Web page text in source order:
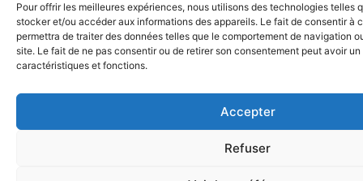
Pour offrir les meilleures expériences, nous utilisons des technologies telles
stocker et/ou accéder aux informations des appareils. Le fait de consentir à
permettra de traiter des données telles que le comportement de navigation
site. Le fait de ne pas consentir ou de retirer son consentement peut avoir
caractéristiques et fonctions.
Accepter
Refuser